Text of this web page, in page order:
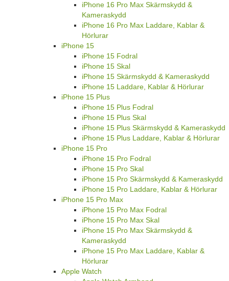
iPhone 16 Pro Max Skärmskydd &
Kameraskydd
iPhone 16 Pro Max Laddare, Kablar &
Hörlurar
iPhone 15
iPhone 15 Fodral
iPhone 15 Skal
iPhone 15 Skärmskydd & Kameraskydd
iPhone 15 Laddare, Kablar & Hörlurar
iPhone 15 Plus
iPhone 15 Plus Fodral
iPhone 15 Plus Skal
iPhone 15 Plus Skärmskydd & Kameraskydd
iPhone 15 Plus Laddare, Kablar & Hörlurar
iPhone 15 Pro
iPhone 15 Pro Fodral
iPhone 15 Pro Skal
iPhone 15 Pro Skärmskydd & Kameraskydd
iPhone 15 Pro Laddare, Kablar & Hörlurar
iPhone 15 Pro Max
iPhone 15 Pro Max Fodral
iPhone 15 Pro Max Skal
iPhone 15 Pro Max Skärmskydd &
Kameraskydd
iPhone 15 Pro Max Laddare, Kablar &
Hörlurar
Apple Watch